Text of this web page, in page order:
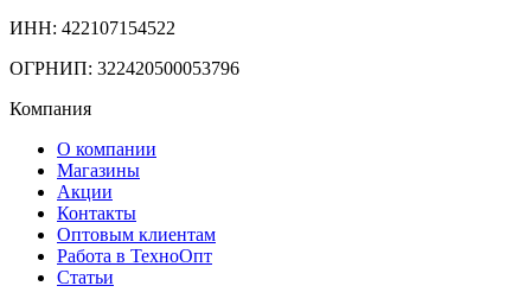
ИНН: 422107154522
ОГРНИП: 322420500053796
Компания
О компании
Магазины
Акции
Контакты
Оптовым клиентам
Работа в ТехноОпт
Статьи